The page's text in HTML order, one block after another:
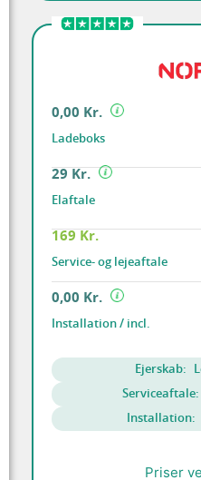
0,00 Kr.
Ladeboks
29 Kr.
Elaftale
169 Kr.
Service- og lejeaftale
0,00 Kr.
Installation / incl.
Ejerskab:
Serviceaftale:
Installation:
Priser